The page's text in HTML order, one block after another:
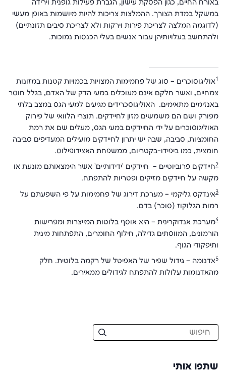
באורח החיים, כגון הפסקת עישון, הגברת פעילות גופנית וירידה
במשקל במדת הצורך. ההמלצות צריכות להיות מיושמות באופן מעשי
(לדוגמה המלצה לצריכת פירות וירקות ולא לצריכת סיבים תזונתיים)
ולהתחשב בעלויותיהן עבור אנשים בעלי הכנסות נמוכות.
1אוליגוסוכרים – סוג של פחמימות המצויות בכמויות קטנות במזונות
צמחיים, ואשר חלקם אינם מעוכלים במעי הדק של האדם, בגלל חוסר
באנזימים מתאימים. האוליגוסכרידים מגיעים למעי הגס במצב בלתי
מפורק ושם הם משמשים מזון לחיידקים. תוצרי הלוואי של פירוק
האוליגוסוכרים על ידי החיידקים במעי הגס, מעלים שם את רמת
החומציות, סביבה, שבה יש יתרון לחיידקים מועילים המעדיפים סביבה
חומצית, כמו ביפידו-בקטריום, ממשפחת האצידופילוס.
2חיידקים פרוביוטיים – חיידקים 'ידידותיים' אשר הימצאותם מונעת או
מקשה על חיידקים מזיקים ופטריות להתפתח.
3אינדקס גליקמי – מערכת דירוג של פחמימות על פי השפעתם על
רמות הגלוקוז (סוכר) בדם.
4מערכת אנדוקרינית – היא אוסף בלוטות המייצרות ומפרישות
הורמונים, המווסתים גדילה, חילוף החומרים, התפתחות מינית
ותיפקודי הגוף.
5אדנומה – גידול שפיר של האפיטל של רקמה בלוטית. חלק
מהאדנומות עלולות להתפתח לגידולים ממאירים.
שתפו אותי